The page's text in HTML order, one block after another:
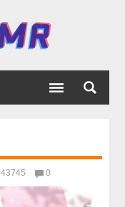
43745 0